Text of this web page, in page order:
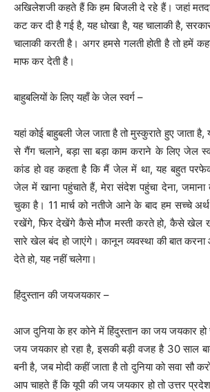
अखिलेशजी कहते हैं कि हम बिजली दे रहे हैं। जहां
कट कर दी है गई है, यह धोखा है, यह चालाकी है,
चालाकी करती है। अगर हमसे गलती होती है तो हमें
माफ कर देती है।
बाहुबलियों के लिए यहाँ के जेल स्वर्ग –
यहां कोई बाहुबली जेल जाता है तो मुस्कुराते हुए जाता
से गैंग चलाने, बड़ा सा बड़ा काम कराने के लिए जेल
कांड हो वह कहता है कि मैं जेल में था, यह बहुत
जेल में खाना पहुंचाते हैं, मेरा संदेश पहुंचा देना,
चुका है। 11 मार्च को नतीजे आने के बाद हम सच्चे
रखेंगे, फिर देखेंगे कैसे मौज मस्ती करते हो, कैसे खेल
सारे खेल बंद हो जाएंगे। कानून व्यवस्था की बात करना
देते हो, यह नहीं चलेगा।
हिंदुस्तान की जयजयकार –
आज दुनिया के हर कोने में हिंदुस्तान का जय जयकार हो
जय जयकार हो रहा है, इसकी बड़ी वजह है 30 साल
बनी है, जब मोदी कहीं जाता है तो दुनिया को सवा सौ
आप चाहते हैं कि यूपी की जय जयकार हो तो उत्तर